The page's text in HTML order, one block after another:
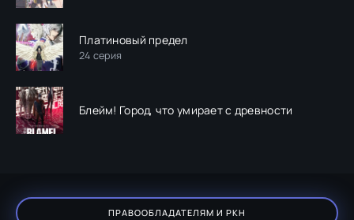
Платиновый предел
24 серия
Блейм! Город, что умирает с древности
ПРАВООБЛАДАТЕЛЯМ И РКН